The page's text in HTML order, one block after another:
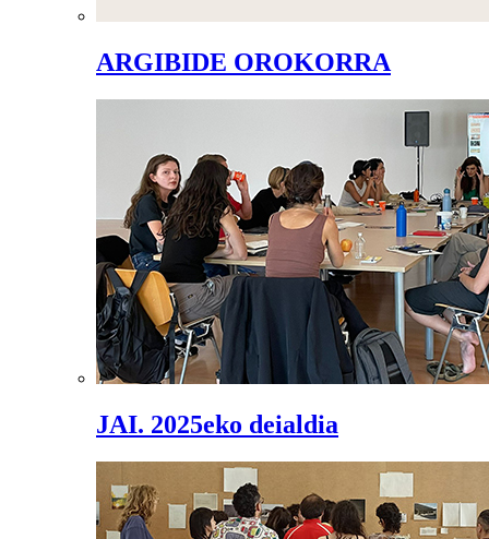
ARGIBIDE OROKORRA
JAI. 2025eko deialdia